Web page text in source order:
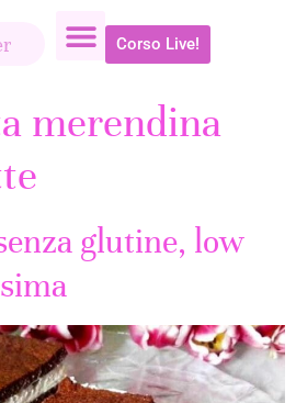
Corso Live!
merendina
glutine, low